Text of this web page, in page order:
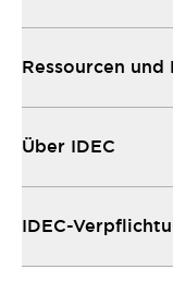
Ressourcen und
Über IDEC
IDEC-